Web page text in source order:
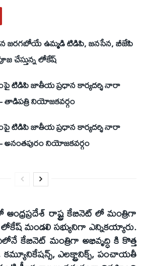
జరగబోయే ఉమ్మడి టిడిపి, జనసేన, బీజేపి
చేస్తున్న లోకేష్
టిడిపి జాతీయ ప్రధాన కార్యదర్శి నారా
నియోజకవర్గం
టిడిపి జాతీయ ప్రధాన కార్యదర్శి నారా
నియోజకవర్గం
ఆంధ్రప్రదేశ్ రాష్ట్ర కేబినెట్ లో మంత్రిగా
లోకేష్ మండలి సభ్యునిగా ఎన్నికయ్యారు.
కేబినెట్ మంత్రిగా అభివృద్ధి కి కొత్త
ఎలక్ట్రానిక్స్, పంచాయతీ